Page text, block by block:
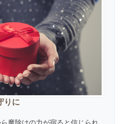
りに
魔除けの力が宿ると信じられ